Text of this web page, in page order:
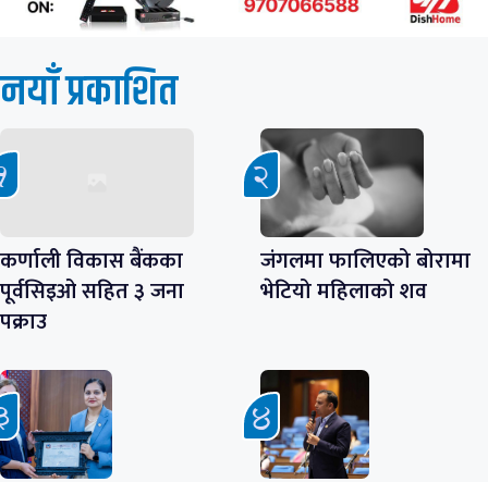
नयाँ प्रकाशित
कर्णाली विकास बैंकका
पूर्वसिइओ सहित ३ जना
पक्राउ
जंगलमा फालिएको बोरामा
भेटियो महिलाको शव